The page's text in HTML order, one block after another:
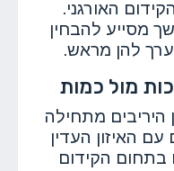
האורגני.
מסייע להבחין
להן מראש.
מול כמות
מתחילה
האיזון העדין
בתחום הקידום